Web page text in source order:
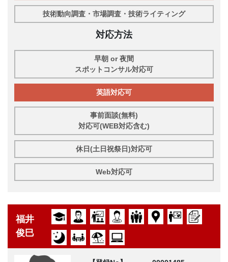
技術動向調査・市場調査・技術ライティング
対応方法
早朝 or 夜間
スポットコンサル対応可
英語対応可
事前面談(無料)
対応可(WEB対応含む)
休日(土日祝祭日)対応可
Web対応可
福井
俊巳